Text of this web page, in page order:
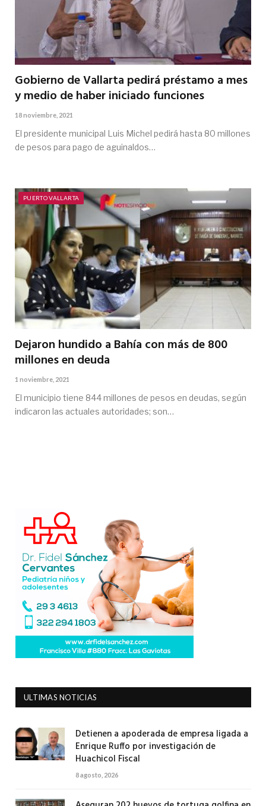
Gobierno de Vallarta pedirá préstamo a mes
y medio de haber iniciado funciones
18 noviembre, 2021
El presidente municipal Luis Michel pedirá hasta 80 millones
de pesos para pago de aguinaldos…
PUERTO VALLARTA
Dejaron hundido a Bahía con más de 800
millones en deuda
1 noviembre, 2021
El municipio tiene 844 millones de pesos en deudas, según
indicaron las actuales autoridades; son…
ULTIMAS NOTICIAS
Detienen a apoderada de empresa ligada a
Enrique Ruffo por investigación de
Huachicol Fiscal
8 agosto, 2026